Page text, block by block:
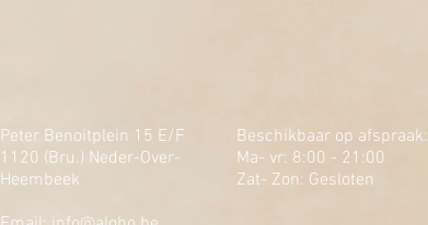
Peter Benoitplein 15 E/F
1120 (Bru.) Neder-Over-
Heembeek
Beschikbaar op afspraak:
Ma- vr: 8:00 - 21:00
​​Zat- Zon: Gesloten​